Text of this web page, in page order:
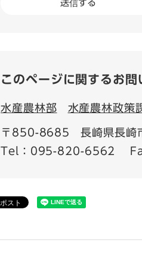
このページに関するお問
水産農林部 水産農林政策
〒850-8685
長崎県長崎
Tel：095-820-6562